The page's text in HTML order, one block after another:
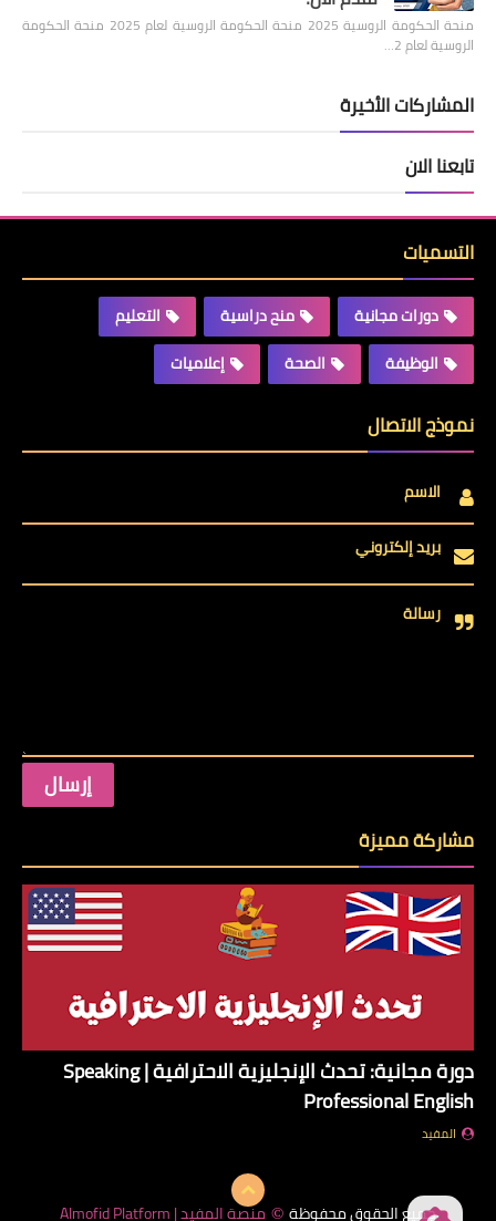
منحة الحكومة الروسية 2025 منحة الحكومة الروسية لعام 2025 منحة الحكومة
الروسية لعام 2…
المشاركات الأخيرة
تابعنا الان
التسميات
دورات مجانية منح دراسية
التعليم
الوظيفة
الصحة إعلاميات
نموذج الاتصال
الاسم
بريد إلكتروني
رسالة
مشاركة مميزة
دورة مجانية: تحدث الإنجليزية الاحترافية | Speaking
Professional English
المفيد
جميع الحقوق محفوظة © منصة المفيد | Almofid Platform